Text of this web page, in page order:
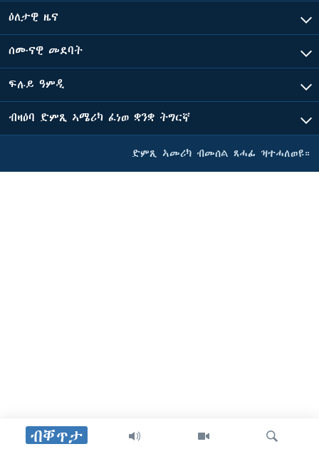
ብቐጥታ
ዕለታዊ ዜና
ሰሙናዊ መደባት
ፍሉይ ዓምዲ
ብዛዕባ ድምጺ ኣሜሪካ ፈነወ ቋንቋ ትግርኛ
ድምጺ ኣመሪካ ብመሰል ጸሓፊ ዝተሓለወዩ።